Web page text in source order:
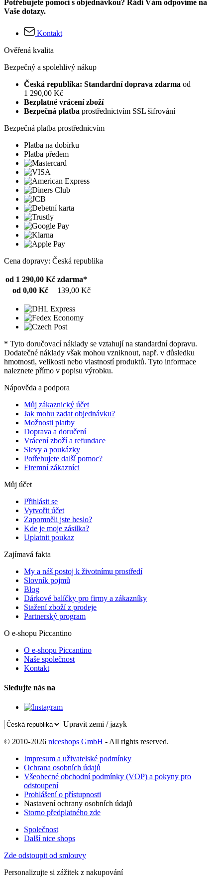
Potřebujete pomoci s objednávkou? Rádi Vám odpovíme na
Vaše dotazy.
Kontakt
Ověřená kvalita
Bezpečný a spolehlivý nákup
Česká republika: Standardní doprava zdarma od
1 290,00 Kč
Bezplatné vrácení zboží
Bezpečná platba prostřednictvím SSL šifrování
Bezpečná platba prostřednicvím
Platba na dobírku
Platba předem
Cena dopravy: Česká republika
od 1 290,00 Kč zdarma*
od 0,00 Kč
139,00 Kč
* Tyto doručovací náklady se vztahují na standardní dopravu.
Dodatečné náklady však mohou vzniknout, např. v důsledku
hmotnosti, velikosti nebo vlastností produktů. Tyto informace
naleznete přímo v popisu výrobku.
Nápověda a podpora
Můj zákaznický účet
Jak mohu zadat objednávku?
Možnosti platby
Doprava a doručení
Vrácení zboží a refundace
Slevy a poukázky
Potřebujete další pomoc?
Firemní zákazníci
Můj účet
Přihlásit se
Vytvořit účet
Zapomněli jste heslo?
Kde je moje zásilka?
Uplatnit poukaz
Zajímavá fakta
My a náš postoj k životnímu prostředí
Slovník pojmů
Blog
Dárkové balíčky pro firmy a zákazníky
Stažení zboží z prodeje
Partnerský program
O e-shopu Piccantino
O e-shopu Piccantino
Naše společnost
Kontakt
Sledujte nás na
Upravit zemi / jazyk
© 2010-2026 niceshops GmbH - All rights reserved.
Impresum a uživatelské podmínky
Ochrana osobních údajů
Všeobecné obchodní podmínky (VOP) a pokyny pro
odstoupení
Prohlášení o přístupnosti
Nastavení ochrany osobních údajů
Storno předplatného zde
Společnost
Další nice shops
Zde odstoupit od smlouvy
Personalizujte si zážitek z nakupování